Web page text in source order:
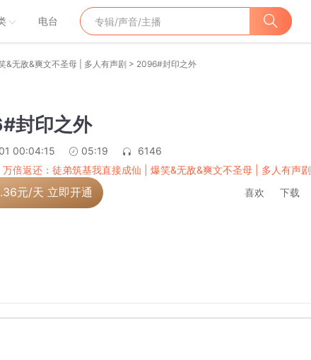
电台
&无敌&爽文不圣母 | 多人有声剧 > 2096#封印之外
封印之外
00:04:15 05:19
6146
万倍返还：徒弟筑基我直接成仙 | 爆笑&无敌&爽文不圣母 | 多人有声剧
元/天 立即开通 喜欢 下载